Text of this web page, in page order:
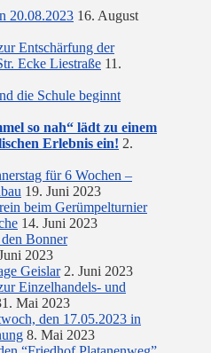
20.08.2023 16. August
Entschärfung der
Ecke Liestraße 11.
die Schule beginnt
so nah“ lädt zu einem
Erlebnis ein! 2.
für 6 Wochen –
19. Juni 2023
beim Gerümpelturnier
14. Juni 2023
Bonner
2023
Geislar 2. Juni 2023
Einzelhandels- und
Mai 2023
den 17.05.2023 in
8. Mai 2023